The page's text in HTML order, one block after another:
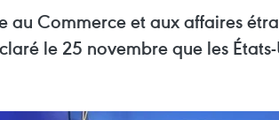
au Commerce et aux affaires
le 25 novembre que les